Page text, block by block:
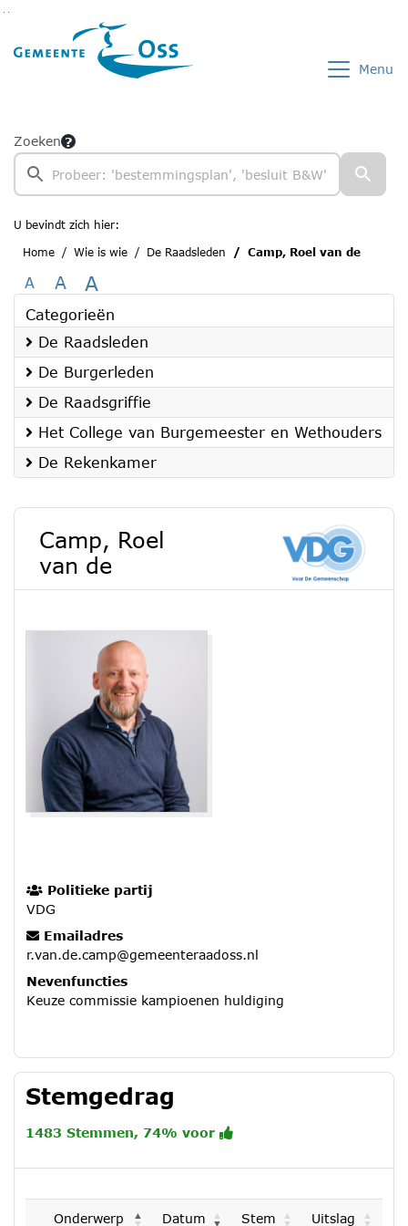
Ga naar de inhoud van deze pagina
Ga naar het zoeken
Ga naar het menu
Menu
Zoeken
U bevindt zich hier:
Home
Wie is wie De Raadsleden Camp, Roel van de
A A A
Categorieën
De Raadsleden
De Burgerleden
De Raadsgriffie
Het College van Burgemeester en Wethouders
De Rekenkamer
Camp, Roel
van de
Politieke partij
VDG
Emailadres
r.van.de.camp@gemeenteraadoss.nl
Nevenfuncties
Keuze commissie kampioenen huldiging
Stemgedrag
1483 Stemmen, 74% voor
Onderwerp Datum Stem Uitslag